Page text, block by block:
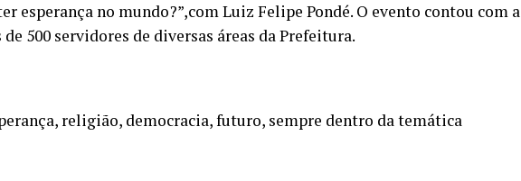
esperança no mundo?”,com Luiz Felipe Pondé. O evento contou com a
500 servidores de diversas áreas da Prefeitura.
religião, democracia, futuro, sempre dentro da temática